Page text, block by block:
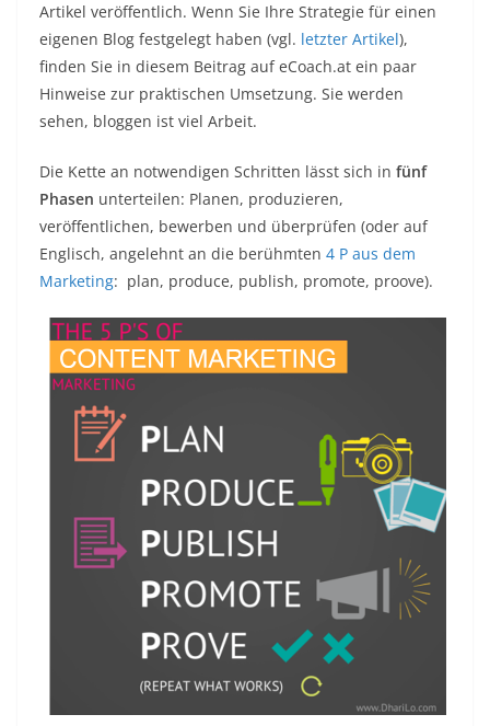
Artikel veröffentlich. Wenn Sie Ihre Strategie für einen
eigenen Blog festgelegt haben (vgl. letzter Artikel),
finden Sie in diesem Beitrag auf eCoach.at ein paar
Hinweise zur praktischen Umsetzung. Sie werden
sehen, bloggen ist viel Arbeit.
Die Kette an notwendigen Schritten lässt sich in fünf
Phasen unterteilen: Planen, produzieren,
veröffentlichen, bewerben und überprüfen (oder auf
Englisch, angelehnt an die berühmten 4 P aus dem
Marketing: plan, produce, publish, promote, proove).